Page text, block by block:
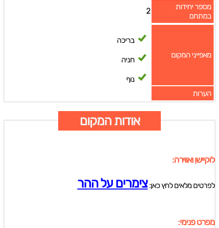
מספר יחידות
במתחם
2
מאפייני המקום
בריכה
חניה
נוף
הערות
אודות המקום
לוקיישן ואווירה:
לפרטים מלאים לחץ כאן:צימרים על ההר
מפרט פנימי: